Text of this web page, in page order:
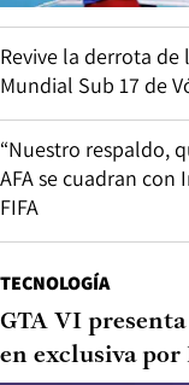
Revive la derrota de
Mundial Sub 17 de
“Nuestro respaldo,
AFA se cuadran
FIFA
TECNOLOGÍA
GTA VI
en exclusiva